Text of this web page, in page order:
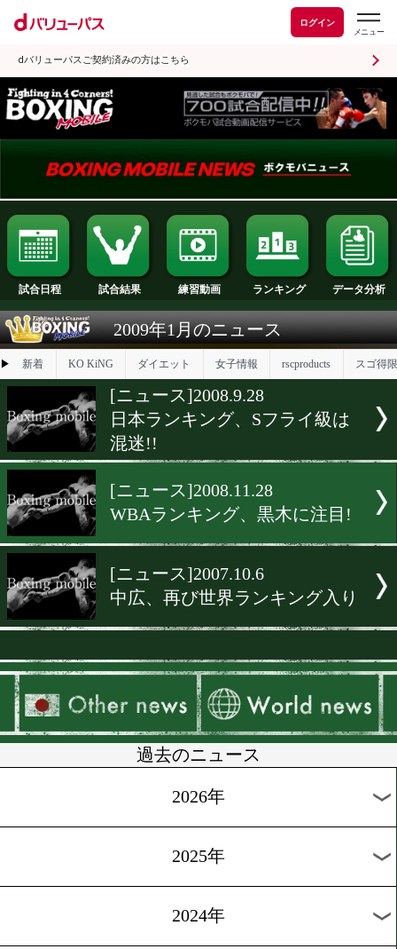
ログイン
dバリューパスご契約済みの方はこちら
試合日程 試合結果 練習動画 ランキング
2009年1月のニュース
▶ 新着 KO KiNG
日本ランキング、Sフライ
[ニュース]2008.11.28
[ニュース]2007.10.6
中広、再び世界ランキング
過去のニュース